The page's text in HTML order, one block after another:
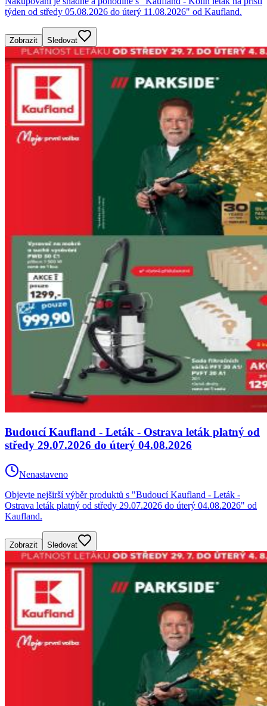
týden od středy 05.08.2026 do úterý 11.08.2026" od Kaufland.
Zobrazit Sledovat
Budoucí Kaufland - Leták - Ostrava leták platný od
středy 29.07.2026 do úterý 04.08.2026
Nenastaveno
Objevte nejširší výběr produktů s "Budoucí Kaufland - Leták -
Ostrava leták platný od středy 29.07.2026 do úterý 04.08.2026" od
Kaufland.
Zobrazit Sledovat